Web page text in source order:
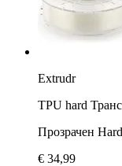
Extrudr
TPU hard
Прозрачен
€ 34,99